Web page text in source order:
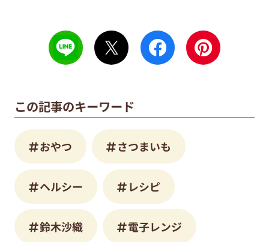
この記事のキーワード
おやつ さつまいも
ヘルシー レシピ
鈴木沙織 電子レンジ